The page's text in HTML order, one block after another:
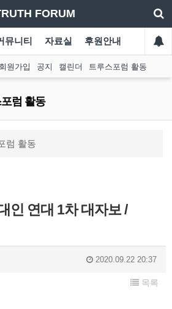
FORUM
뮤니티 자료실 후원안내
회원가입 공지 캘린더 트루스포럼 활동
럼 활동
럼 활동
인 연대 1차 대자보 /
2020.09.22 20:37
목록